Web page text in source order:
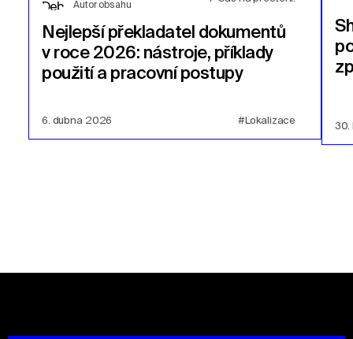
Autor obsahu
Nejlepší překladatel dokumentů
v roce 2026: nástroje, příklady
použití a pracovní postupy
6. dubna 2026 #Lokalizace 30.